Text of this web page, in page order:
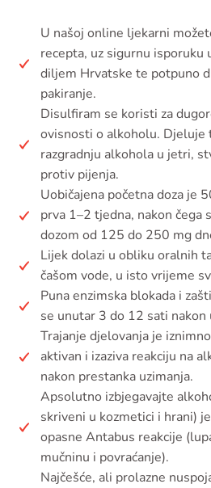
U našoj online ljekarni
recepta, uz sigurnu isporuku
diljem Hrvatske te potpuno
pakiranje.
Disulfiram se koristi za
ovisnosti o alkoholu. Djeluje
razgradnju alkohola u jetri,
protiv pijenja.
Uobičajena početna doza je
prva 1–2 tjedna, nakon čega
dozom od 125 do 250 mg
Lijek dolazi u obliku oralnih
čašom vode, u isto vrijeme
Puna enzimska blokada i
se unutar 3 do 12 sati
Trajanje djelovanja je
aktivan i izaziva reakciju na
nakon prestanka uzimanja.
Apsolutno izbjegavajte
skriveni u kozmetici i hrani)
opasne Antabus reakcije
mučninu i povraćanje).
Najčešće, ali prolazne